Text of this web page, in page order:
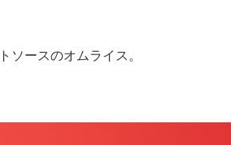
ソースのオムライス。